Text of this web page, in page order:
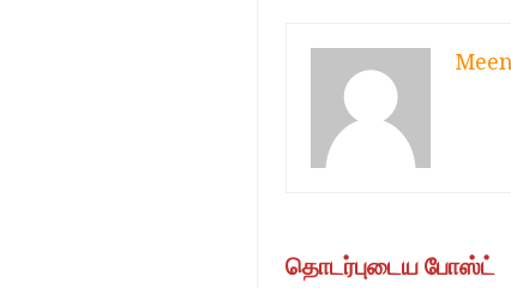
தொடர்புடைய போஸ்ட்